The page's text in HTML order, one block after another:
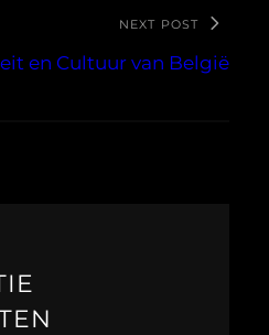
NEXT POST
en Cultuur van België